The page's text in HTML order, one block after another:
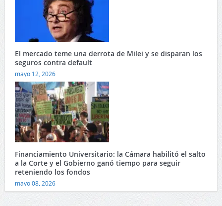
El mercado teme una derrota de Milei y se disparan los
seguros contra default
mayo 12, 2026
Financiamiento Universitario: la Cámara habilitó el salto
a la Corte y el Gobierno ganó tiempo para seguir
reteniendo los fondos
mayo 08, 2026